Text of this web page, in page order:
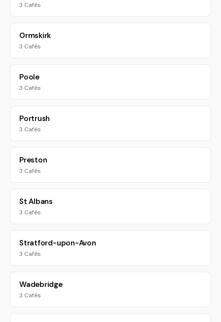
3 Cafés
Ormskirk
3 Cafés
Poole
3 Cafés
Portrush
3 Cafés
Preston
3 Cafés
St Albans
3 Cafés
Stratford-upon-Avon
3 Cafés
Wadebridge
3 Cafés